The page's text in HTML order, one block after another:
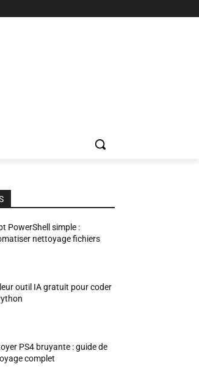
PowerShell simple :
nettoyage fichiers
outil IA gratuit pour coder
PS4 bruyante : guide de
complet